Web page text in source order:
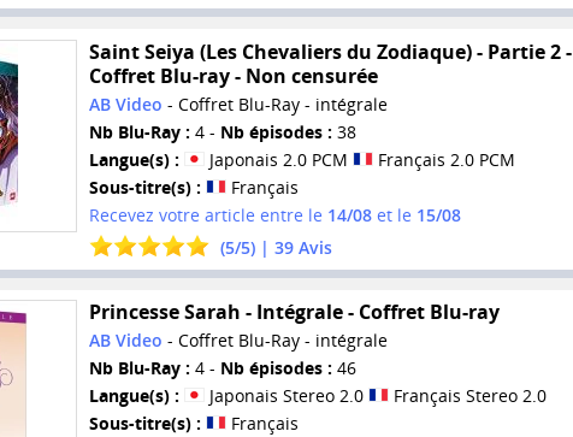
Saint Seiya (Les Chevaliers du Zodiaque) - Partie 2 -
Coffret Blu-ray - Non censurée
AB Video - Coffret Blu-Ray - intégrale
Nb Blu-Ray : 4 - Nb épisodes : 38
Langue(s) :
Japonais 2.0 PCM
Français 2.0 PCM
Sous-titre(s) :
Français
Recevez votre article entre le 14/08et le 15/08
(5/5) | 39Avis
Princesse Sarah - Intégrale - Coffret Blu-ray
AB Video - Coffret Blu-Ray - intégrale
Nb Blu-Ray : 4 - Nb épisodes : 46
Langue(s) :
Japonais Stereo 2.0
Français Stereo 2.0
Sous-titre(s) :
Français